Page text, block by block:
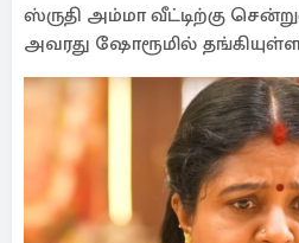
ஸ்ருதி அம்மா வீட்டிற்கு
அவரது ஷோரூமில்